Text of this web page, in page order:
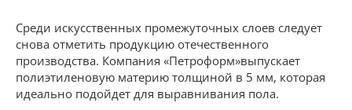
Среди искусственных промежуточных слоев следует
снова отметить продукцию отечественного
производства. Компания «Петроформ»выпускает
полиэтиленовую материю толщиной в 5 мм, которая
идеально подойдет для выравнивания пола.